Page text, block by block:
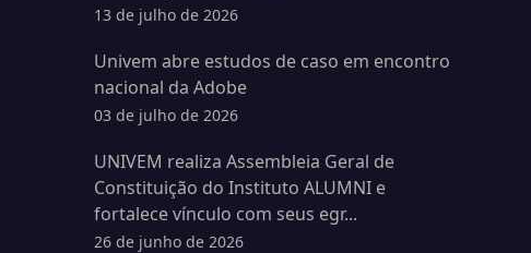
13 de julho de 2026
Univem abre estudos de caso em encontro
nacional da Adobe
03 de julho de 2026
UNIVEM realiza Assembleia Geral de
Constituição do Instituto ALUMNI e
fortalece vínculo com seus egr...
26 de junho de 2026